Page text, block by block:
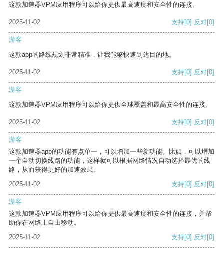
这款加速器VPM应用程序可以给你提供最高速度和安全性的连接。
2025-11-02 支持[0] 反对[0]
游客
这款app的路线规划非常精准，让我能够快速到达目的地。
2025-11-02 支持[0] 反对[0]
游客
这款加速器VPM应用程序可以给你提供全球覆盖和最高安全性的连接。
2025-11-02 支持[0] 反对[0]
游客
这款加速器app的功能有点单一，可以增加一些新功能。比如，可以增加
一个自动切换线路的功能，这样就可以根据网络情况自动选择最优的线
路，从而获得更好的加速效果。
2025-11-02
支持[0] 反对[0]
游客
这款加速器VPM应用程序可以给你提供最高速度和安全性的连接，并帮
助你在网络上自由移动。
2025-11-02
支持[0] 反对[0]